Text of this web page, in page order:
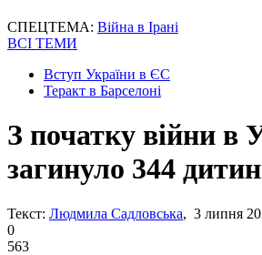
СПЕЦТЕМА: Війна в Ірані
ВСІ ТЕМИ
Вступ України в ЄС
Теракт в Барселоні
З початку війни в
загинуло 344
Текст: Людмила Садловська, 3 липня
0
563